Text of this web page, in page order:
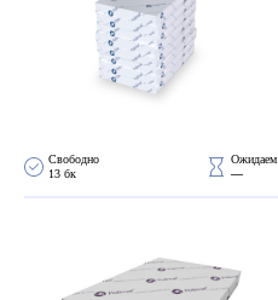
Свободно
13 бк
Ожидаем
—